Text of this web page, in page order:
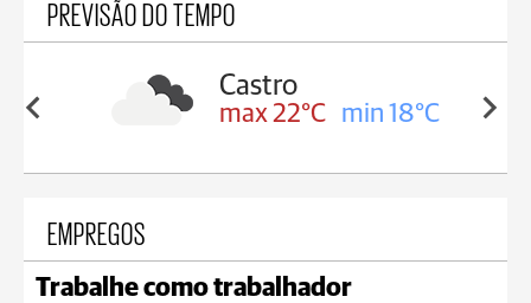
PREVISÃO DO TEMPO
18°C
Castro
max 22°C min 18°C
EMPREGOS
Trabalhe como trabalhador